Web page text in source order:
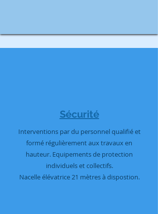
Sécurité
Interventions par du personnel qualifié et
formé régulièrement aux travaux en
hauteur. Equipements de protection
individuels et collectifs.
Nacelle élévatrice 21 mètres à dispostion.